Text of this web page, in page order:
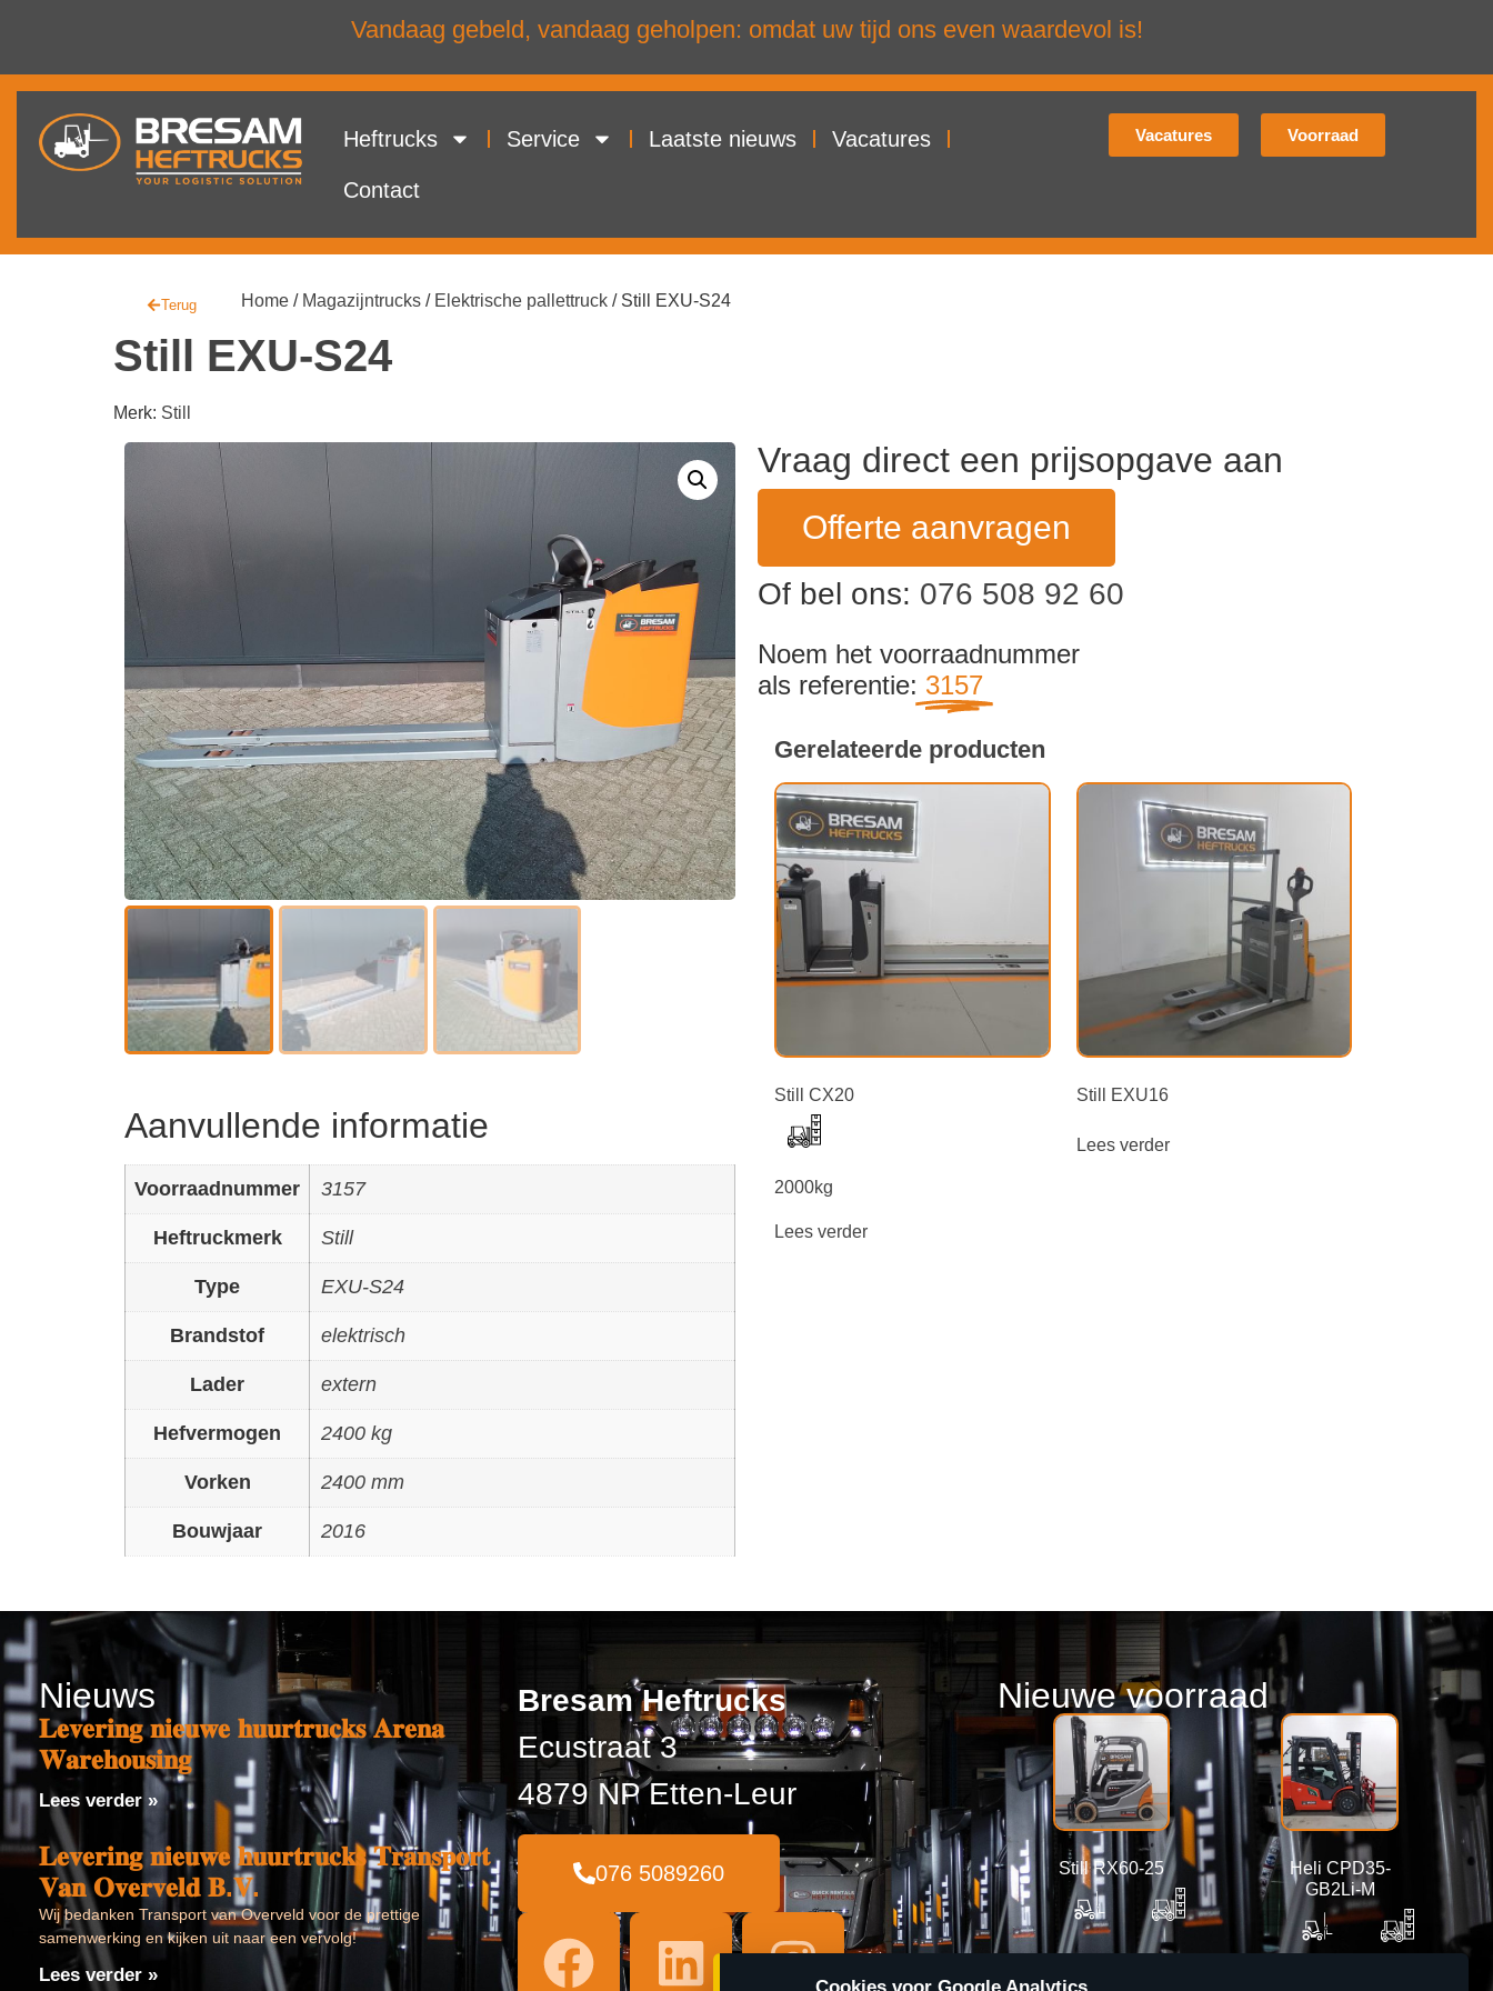
Vandaag gebeld, vandaag geholpen: omdat uw tijd ons even waardevol is!
Heftrucks Service Laatste nieuws Vacatures
Contact
Vacatures Voorraad
Terug Home / Magazijntrucks / Elektrische pallettruck / Still EXU-S24
Still EXU-S24
Merk: Still
Aanvullende informatie
Voorraadnummer 3157
Heftruckmerk Still
Type EXU-S24
Brandstof elektrisch
Lader extern
Hefvermogen 2400 kg
Vorken 2400 mm
Bouwjaar 2016
Vraag direct een prijsopgave aan
Offerte aanvragen
Of bel ons: 076 508 92 60
Noem het voorraadnummer
als referentie: 3157
Gerelateerde producten
Still CX20
2000kg
Lees verder
Still EXU16
Lees verder
Nieuws
𝐋𝐞𝐯𝐞𝐫𝐢𝐧𝐠 𝐧𝐢𝐞𝐮𝐰𝐞 𝐡𝐮𝐮𝐫𝐭𝐫𝐮𝐜𝐤𝐬 𝐀𝐫𝐞𝐧𝐚
𝐖𝐚𝐫𝐞𝐡𝐨𝐮𝐬𝐢𝐧𝐠
Lees verder »
𝐋𝐞𝐯𝐞𝐫𝐢𝐧𝐠 𝐧𝐢𝐞𝐮𝐰𝐞 𝐡𝐮𝐮𝐫𝐭𝐫𝐮𝐜𝐤𝐬 𝐓𝐫𝐚𝐧𝐬𝐩𝐨𝐫𝐭
𝐕𝐚𝐧 𝐎𝐯𝐞𝐫𝐯𝐞𝐥𝐝 𝐁.𝐕.
Wij bedanken Transport van Overveld voor de prettige
samenwerking en kijken uit naar een vervolg!
Lees verder »
Bresam Heftrucks
Ecustraat 3
4879 NP Etten-Leur
076 5089260
Nieuwe voorraad
Still RX60-25
Heli CPD35-
GB2Li-M